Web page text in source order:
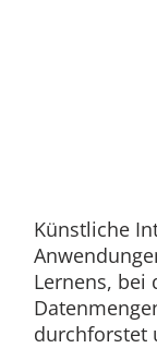
Künstliche
Lernens, bei
durchforstet